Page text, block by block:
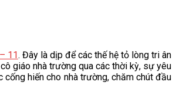
11. Đây là dịp để các thế hệ tỏ lòng tri ân
giáo nhà trường qua các thời kỳ, sự yêu
hiến cho nhà trường, chăm chút đầu